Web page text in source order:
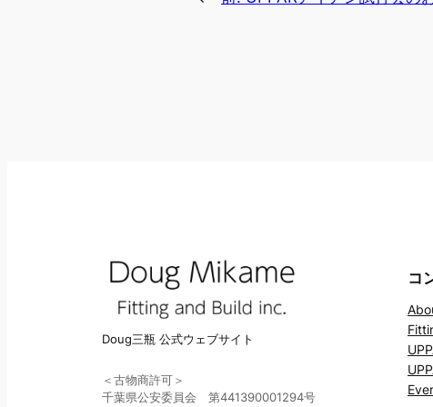
Doug三瓶 公式ウェブサイト
＜古物商許可＞
千葉県公安委員会 第441390001294号
コ